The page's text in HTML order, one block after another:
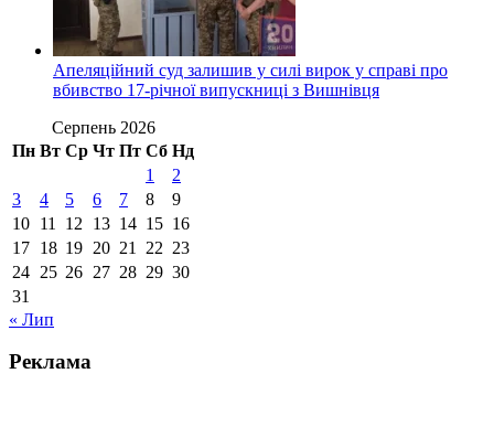
Апеляційний суд залишив у силі вирок у справі про
вбивство 17-річної випускниці з Вишнівця
Серпень 2026
Пн Вт Ср Чт Пт Сб Нд
1
2
3
4 5 6 7 8
9
10 11 12 13 14 15 16
17 18 19 20 21 22 23
24 25 26 27 28 29 30
31
« Лип
Реклама